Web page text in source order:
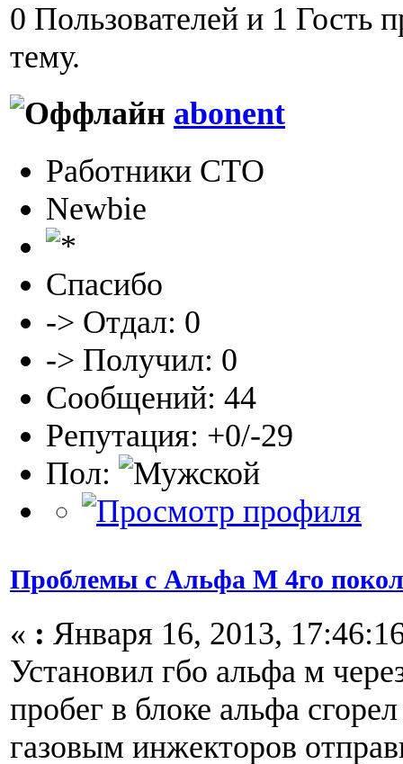
0 Пользователей и 1 Гость
тему.
abonent
Работники СТО
Newbie
Спасибо
-> Отдал: 0
-> Получил: 0
Сообщений: 44
Репутация: +0/-29
Пол:
Проблемы с Альфа М 4го
« : Января 16, 2013,
Установил гбо альфа м
пробег в блоке альфа
газовым инжекторов